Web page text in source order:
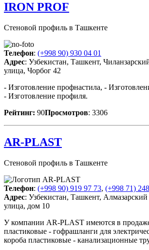
IRON PROF
Стеновой профиль в Ташкенте
Телефон: (+998 90) 930 04 01
Адрес: Узбекистан, Ташкент,
улица, Чорбог 42
- Изготовление профнастила, -
- Изготовление профиля.
Рейтинг: 90Просмотров: 3306
AR-PLAST
Стеновой профиль в Ташкенте
Телефон: (+998 90) 919 97 73, (+998 71)
Адрес: Узбекистан, Ташкент,
улица, дом 10
У компании AR-PLAST имеются в
пластиковые - гофрашланги для
короба пластиковые - канализационные